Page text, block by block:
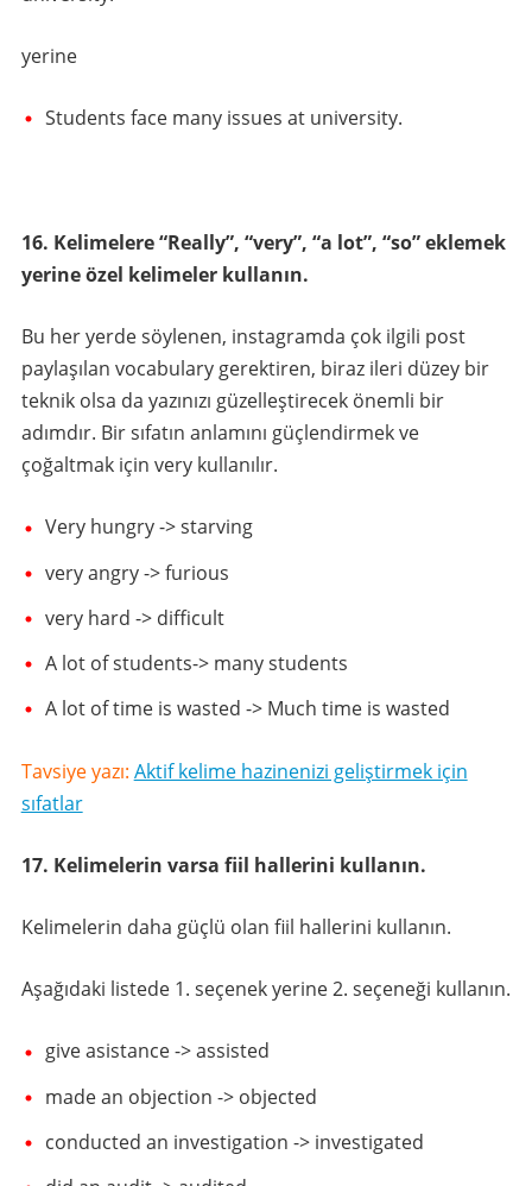
yerine
Students face many issues at university.
16. Kelimelere “Really”, “very”, “a lot”, “so” eklemek
yerine özel kelimeler kullanın.
Bu her yerde söylenen, instagramda çok ilgili post
paylaşılan vocabulary gerektiren, biraz ileri düzey bir
teknik olsa da yazınızı güzelleştirecek önemli bir
adımdır. Bir sıfatın anlamını güçlendirmek ve
çoğaltmak için very kullanılır.
Very hungry -> starving
very angry -> furious
very hard -> difficult
A lot of students-> many students
A lot of time is wasted -> Much time is wasted
Tavsiye yazı: Aktif kelime hazinenizi geliştirmek için
sıfatlar
17. Kelimelerin varsa fiil hallerini kullanın.
Kelimelerin daha güçlü olan fiil hallerini kullanın.
Aşağıdaki listede 1. seçenek yerine 2. seçeneği kullanın.
give asistance -> assisted
made an objection -> objected
conducted an investigation -> investigated